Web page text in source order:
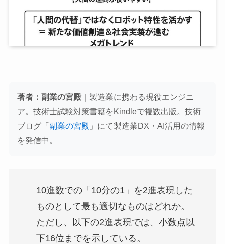
著者：副業の宮殿｜製造業に携わる現役エンジニ
ア。技術士試験対策書籍をKindleで複数出版。技術
ブログ「副業の宮殿 」にて製造業DX・AI活用の情報
を発信中。
10進数での「10分の1」を2進表現した
ものとして最も適切なものはどれか。
ただし、以下の2進表現では、小数点以
下16位までを示している。